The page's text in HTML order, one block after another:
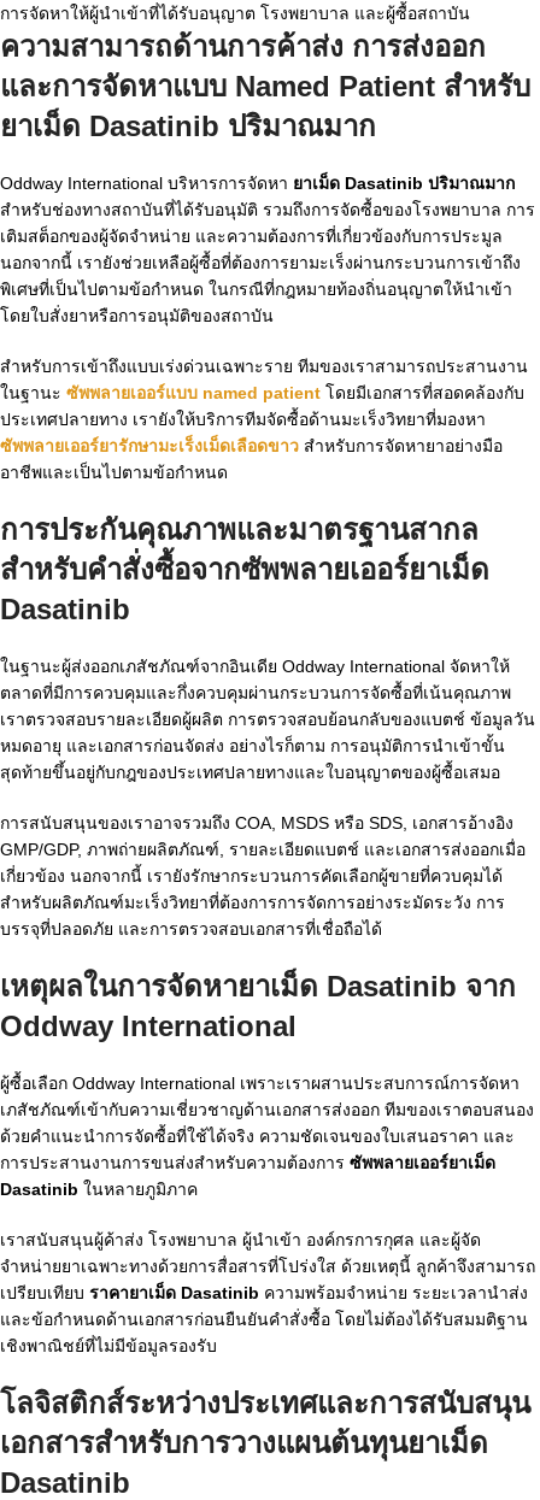
การจัดหาให้ผู้นำเข้าที่ได้รับอนุญาต โรงพยาบาล และผู้ซื้อสถาบัน
ความสามารถด้านการค้าส่ง การส่งออก
และการจัดหาแบบ Named Patient สำหรับ
ยาเม็ด Dasatinib ปริมาณมาก
Oddway International บริหารการจัดหา ยาเม็ด Dasatinib ปริมาณมาก
สำหรับช่องทางสถาบันที่ได้รับอนุมัติ รวมถึงการจัดซื้อของโรงพยาบาล การ
เติมสต็อกของผู้จัดจำหน่าย และความต้องการที่เกี่ยวข้องกับการประมูล
นอกจากนี้ เรายังช่วยเหลือผู้ซื้อที่ต้องการยามะเร็งผ่านกระบวนการเข้าถึง
พิเศษที่เป็นไปตามข้อกำหนด ในกรณีที่กฎหมายท้องถิ่นอนุญาตให้นำเข้า
โดยใบสั่งยาหรือการอนุมัติของสถาบัน
สำหรับการเข้าถึงแบบเร่งด่วนเฉพาะราย ทีมของเราสามารถประสานงาน
ในฐานะ ซัพพลายเออร์แบบ named patient โดยมีเอกสารที่สอดคล้องกับ
ประเทศปลายทาง เรายังให้บริการทีมจัดซื้อด้านมะเร็งวิทยาที่มองหา
ซัพพลายเออร์ยารักษามะเร็งเม็ดเลือดขาว สำหรับการจัดหายาอย่างมือ
อาชีพและเป็นไปตามข้อกำหนด
การประกันคุณภาพและมาตรฐานสากล
สำหรับคำสั่งซื้อจากซัพพลายเออร์ยาเม็ด
Dasatinib
ในฐานะผู้ส่งออกเภสัชภัณฑ์จากอินเดีย Oddway International จัดหาให้
ตลาดที่มีการควบคุมและกึ่งควบคุมผ่านกระบวนการจัดซื้อที่เน้นคุณภาพ
เราตรวจสอบรายละเอียดผู้ผลิต การตรวจสอบย้อนกลับของแบตช์ ข้อมูลวัน
หมดอายุ และเอกสารก่อนจัดส่ง อย่างไรก็ตาม การอนุมัติการนำเข้าขั้น
สุดท้ายขึ้นอยู่กับกฎของประเทศปลายทางและใบอนุญาตของผู้ซื้อเสมอ
การสนับสนุนของเราอาจรวมถึง COA, MSDS หรือ SDS, เอกสารอ้างอิง
GMP/GDP, ภาพถ่ายผลิตภัณฑ์, รายละเอียดแบตช์ และเอกสารส่งออกเมื่อ
เกี่ยวข้อง นอกจากนี้ เรายังรักษากระบวนการคัดเลือกผู้ขายที่ควบคุมได้
สำหรับผลิตภัณฑ์มะเร็งวิทยาที่ต้องการการจัดการอย่างระมัดระวัง การ
บรรจุที่ปลอดภัย และการตรวจสอบเอกสารที่เชื่อถือได้
เหตุผลในการจัดหายาเม็ด Dasatinib จาก
Oddway International
ผู้ซื้อเลือก Oddway International เพราะเราผสานประสบการณ์การจัดหา
เภสัชภัณฑ์เข้ากับความเชี่ยวชาญด้านเอกสารส่งออก ทีมของเราตอบสนอง
ด้วยคำแนะนำการจัดซื้อที่ใช้ได้จริง ความชัดเจนของใบเสนอราคา และ
การประสานงานการขนส่งสำหรับความต้องการ ซัพพลายเออร์ยาเม็ด
Dasatinib ในหลายภูมิภาค
เราสนับสนุนผู้ค้าส่ง โรงพยาบาล ผู้นำเข้า องค์กรการกุศล และผู้จัด
จำหน่ายยาเฉพาะทางด้วยการสื่อสารที่โปร่งใส ด้วยเหตุนี้ ลูกค้าจึงสามารถ
เปรียบเทียบ ราคายาเม็ด Dasatinib ความพร้อมจำหน่าย ระยะเวลานำส่ง
และข้อกำหนดด้านเอกสารก่อนยืนยันคำสั่งซื้อ โดยไม่ต้องได้รับสมมติฐาน
เชิงพาณิชย์ที่ไม่มีข้อมูลรองรับ
โลจิสติกส์ระหว่างประเทศและการสนับสนุน
เอกสารสำหรับการวางแผนต้นทุนยาเม็ด
Dasatinib